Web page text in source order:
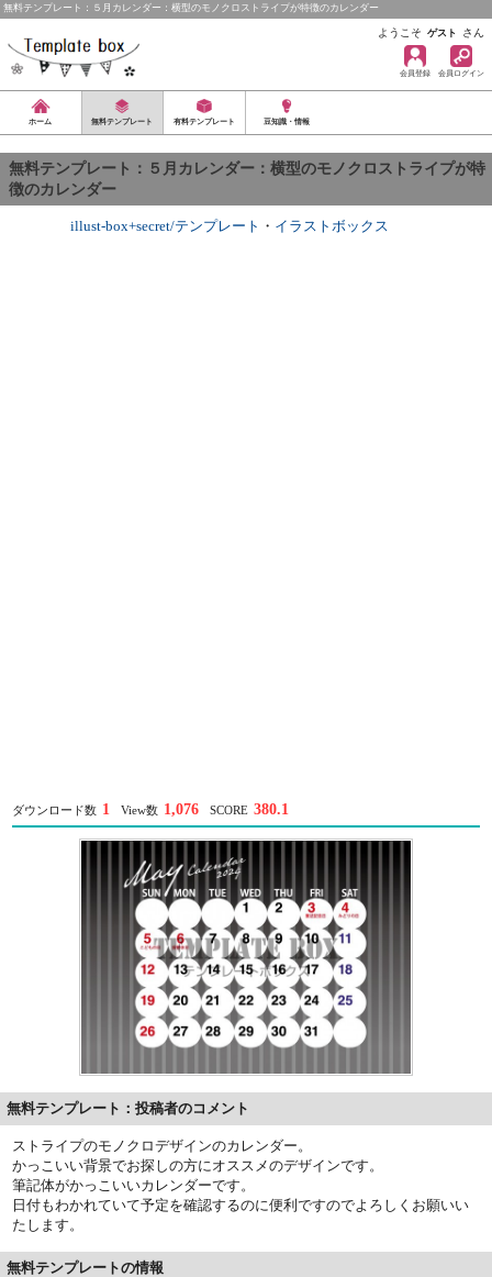
無料テンプレート：５月カレンダー：横型のモノクロストライプが特徴のカレンダー
ようこそ ゲスト さん
会員登録 会員ログイン
ホーム 無料テンプレート 有料テンプレート 豆知識・情報
無料テンプレート：５月カレンダー：横型のモノクロストライプが特
徴のカレンダー
illust-box+secret/テンプレート ・ イラストボックス
ダウンロード数 1 View数 1,076 SCORE 380.1
無料テンプレート：投稿者のコメント
ストライプのモノクロデザインのカレンダー。
かっこいい背景でお探しの方にオススメのデザインです。
筆記体がかっこいいカレンダーです。
日付もわかれていて予定を確認するのに便利ですのでよろしくお願いい
たします。
無料テンプレートの情報